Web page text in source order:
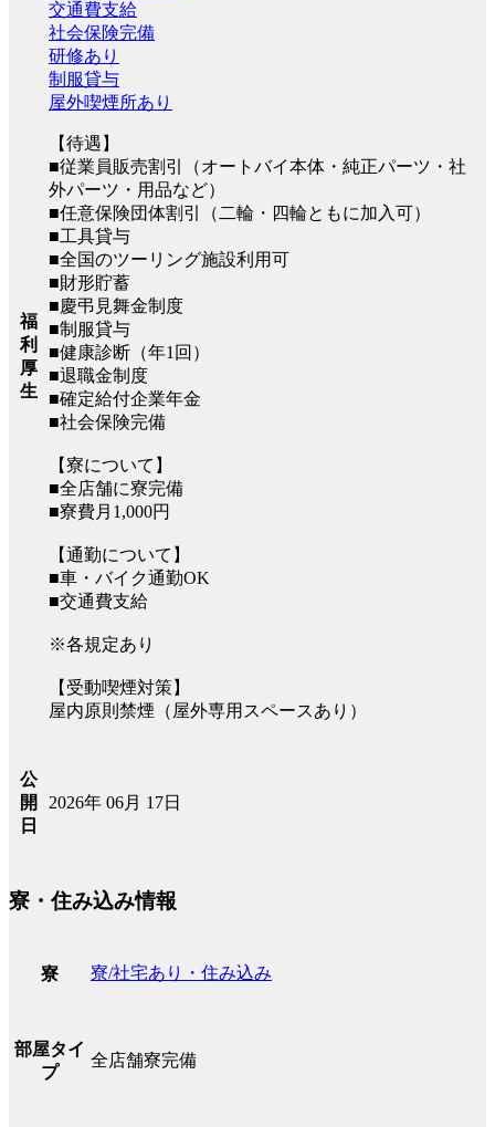
福
利
厚
生
交通費支給
社会保険完備
研修あり
制服貸与
屋外喫煙所あり
【待遇】
■従業員販売割引（オートバイ本体・純正パーツ・社
外パーツ・用品など）
■任意保険団体割引（二輪・四輪ともに加入可）
■工具貸与
■全国のツーリング施設利用可
■財形貯蓄
■慶弔見舞金制度
■制服貸与
■健康診断（年1回）
■退職金制度
■確定給付企業年金
■社会保険完備
【寮について】
■全店舗に寮完備
■寮費月1,000円
【通勤について】
■車・バイク通勤OK
■交通費支給
※各規定あり
【受動喫煙対策】
屋内原則禁煙（屋外専用スペースあり）
公
開
日
2026年 06月 17日
寮・住み込み情報
寮 寮/社宅あり・住み込み
部屋タイ
プ
全店舗寮完備